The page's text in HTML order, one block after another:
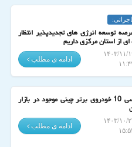
توسعه انرژی های تجدیدپذیر انتظار
ای از استان مرکزی داریم
۱۱/۱۹
ادامه ی مطلب
بررسی 10 خودروی برتر چینی موجود در بازار
۱۰/۲۴
ادامه ی مطلب